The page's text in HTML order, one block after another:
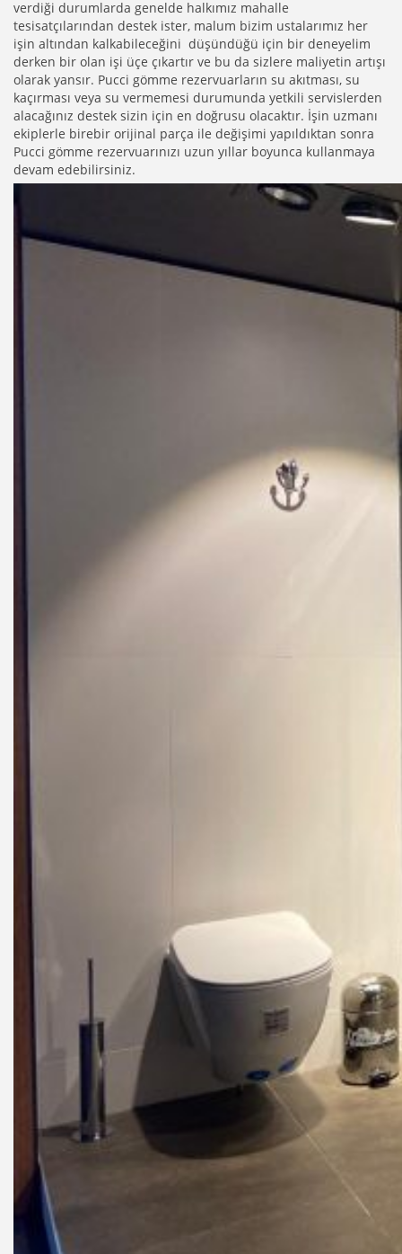
verdiği durumlarda genelde halkımız mahalle
tesisatçılarından destek ister, malum bizim ustalarımız her
işin altından kalkabileceğini düşündüğü için bir deneyelim
derken bir olan işi üçe çıkartır ve bu da sizlere maliyetin artışı
olarak yansır. Pucci gömme rezervuarların su akıtması, su
kaçırması veya su vermemesi durumunda yetkili servislerden
alacağınız destek sizin için en doğrusu olacaktır. İşin uzmanı
ekiplerle birebir orijinal parça ile değişimi yapıldıktan sonra
Pucci gömme rezervuarınızı uzun yıllar boyunca kullanmaya
devam edebilirsiniz.